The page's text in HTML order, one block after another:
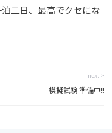
二日、最高でクセにな
next >
模擬試験 準備中!!